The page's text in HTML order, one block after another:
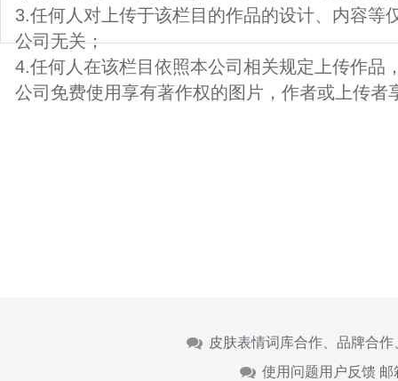
3.任何人对上传于该栏目的作品的设计、内容等
公司无关；
4.任何人在该栏目依照本公司相关规定上传作品
公司免费使用享有著作权的图片，作者或上传者
皮肤表情词库合作、品牌合
使用问题用户反馈 邮